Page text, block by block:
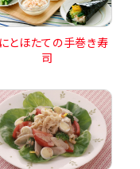
とほたての手巻き寿
司